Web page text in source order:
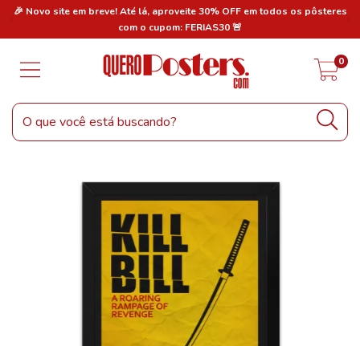
🎉 Novo site em breve! Até lá, aproveite 30% OFF em todos os pôsteres
com o cupom: FERIAS30 🚨
0